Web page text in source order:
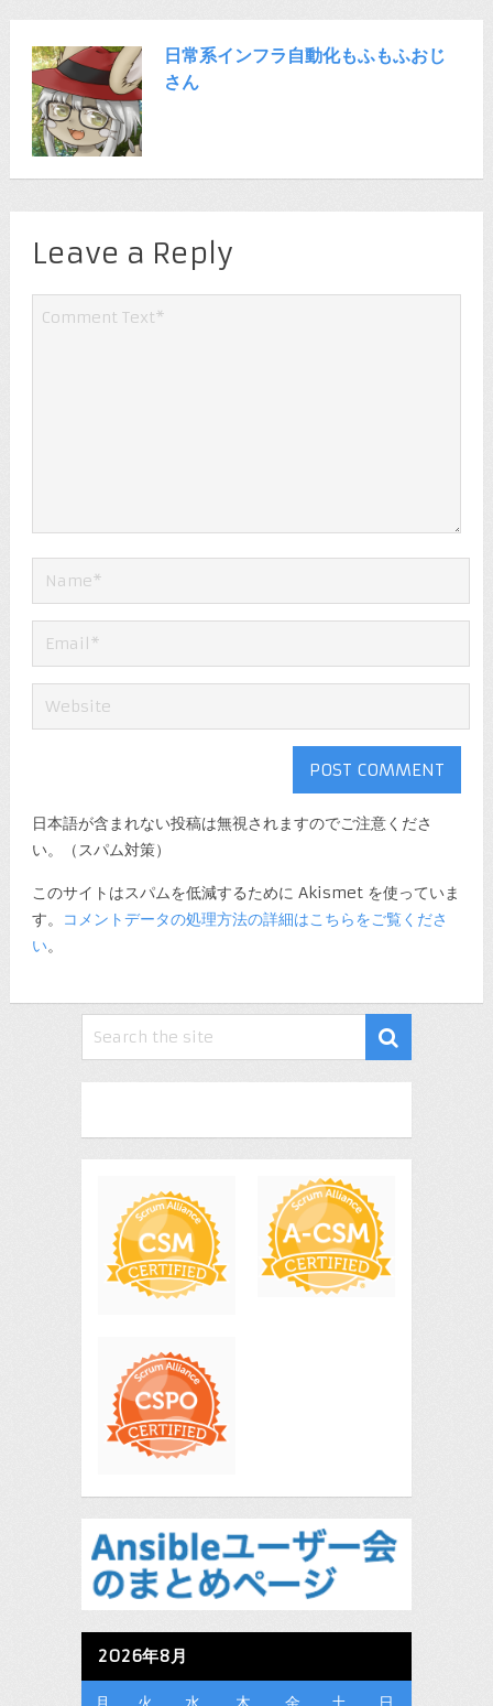
日常系インフラ自動化もふもふおじ
さん
Leave a Reply
日本語が含まれない投稿は無視されますのでご注意くださ
い。（スパム対策）
このサイトはスパムを低減するために Akismet を使っていま
す。
コメントデータの処理方法の詳細はこちらをご覧くださ
い。
2026年8月